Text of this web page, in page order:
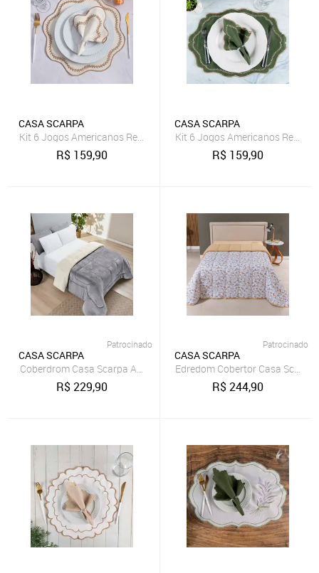
CASA SCARPA
Kit 6 Jogos Americanos Redondo com Guardanapos Bordado
R$ 159,90
CASA SCARPA
Kit 6 Jogos Americanos
R$ 159,90
Patrocinado
CASA SCARPA
Coberdrom Casa Scarpa Apollo King Sherpa Pele de Carneiro +
R$229,90
Patrocinado
CASA SCARPA
Edredom Cobertor Casa
R$244,90